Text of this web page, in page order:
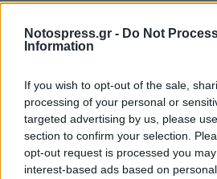
Notospress.gr - Do Not
Information
If you wish to opt-out of the sale,
processing of your personal or
targeted advertising by us, please
section to confirm your selection.
opt-out request is processed you
interest-based ads based on
Προσπάθησε να
αρχές
Η κόρη του ζευγαριού, μόλις
αιμόφυρτη μητέρα της
την ώρα που τηλεφωνούσε
εκείνος της φώναξε «τη